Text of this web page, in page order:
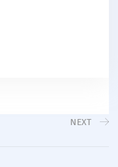
NEXT